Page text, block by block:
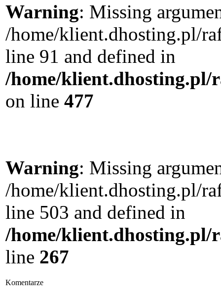
Warning: Missing
/home/klient.dhosting.pl/
line 91 and defined in
/home/klient.dhosting.pl/
on line 477
Warning: Missing
/home/klient.dhosting.pl/
line 503 and defined in
/home/klient.dhosting.pl/
line 267
Komentarze